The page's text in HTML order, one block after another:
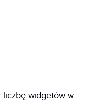
liczbę widgetów w